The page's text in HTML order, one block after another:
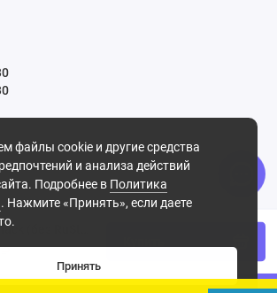
₽
файлы cookie и другие средства
и анализа действий
Подробнее в Политика
. Нажмите «Принять», если даете
Принять